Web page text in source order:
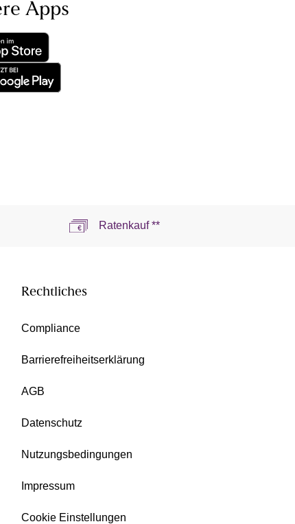
Apps
Ratenkauf **
Rechtliches
Compliance
Barrierefreiheitserklärung
AGB
Datenschutz
Nutzungsbedingungen
Impressum
Cookie Einstellungen